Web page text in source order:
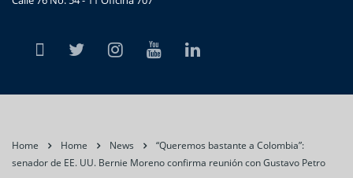
Home Home News
“Queremos bastante a Colombia”:
senador de EE. UU. Bernie Moreno confirma reunión con Gustavo Petro